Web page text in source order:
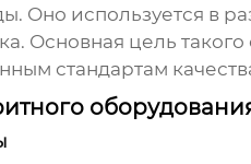
Оно используется в
Основная цель
стандартам